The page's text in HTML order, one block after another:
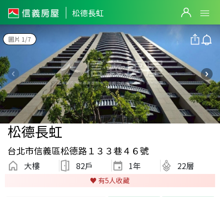
松德長虹
圖片 1/7
松德長虹
台北市信義區松德路１３３巷４６號
大樓 82戶 1年 22層
♥️ 有5人收藏